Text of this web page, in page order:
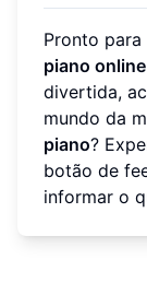
Pronto
piano online
divertida,
mundo da
piano?
botão de
informar o